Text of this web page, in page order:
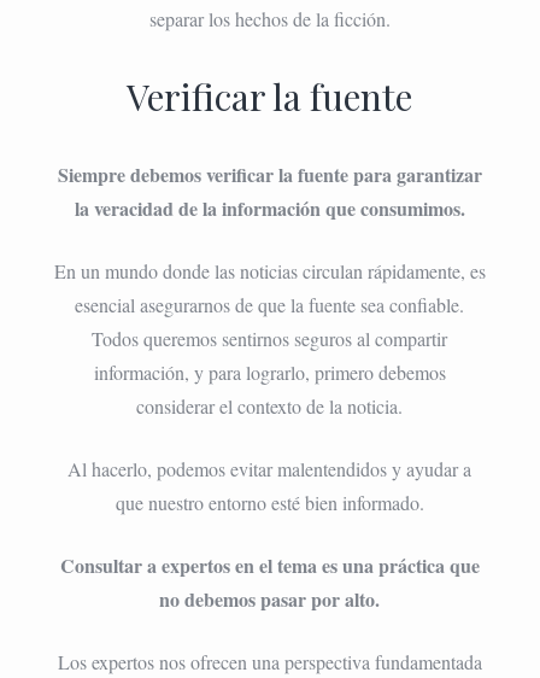
separar los hechos de la ficción.
Verificar la fuente
Siempre debemos verificar la fuente para garantizar
la veracidad de la información que consumimos.
En un mundo donde las noticias circulan rápidamente, es
esencial asegurarnos de que la fuente sea confiable.
Todos queremos sentirnos seguros al compartir
información, y para lograrlo, primero debemos
considerar el contexto de la noticia.
Al hacerlo, podemos evitar malentendidos y ayudar a
que nuestro entorno esté bien informado.
Consultar a expertos en el tema es una práctica que
no debemos pasar por alto.
Los expertos nos ofrecen una perspectiva fundamentada